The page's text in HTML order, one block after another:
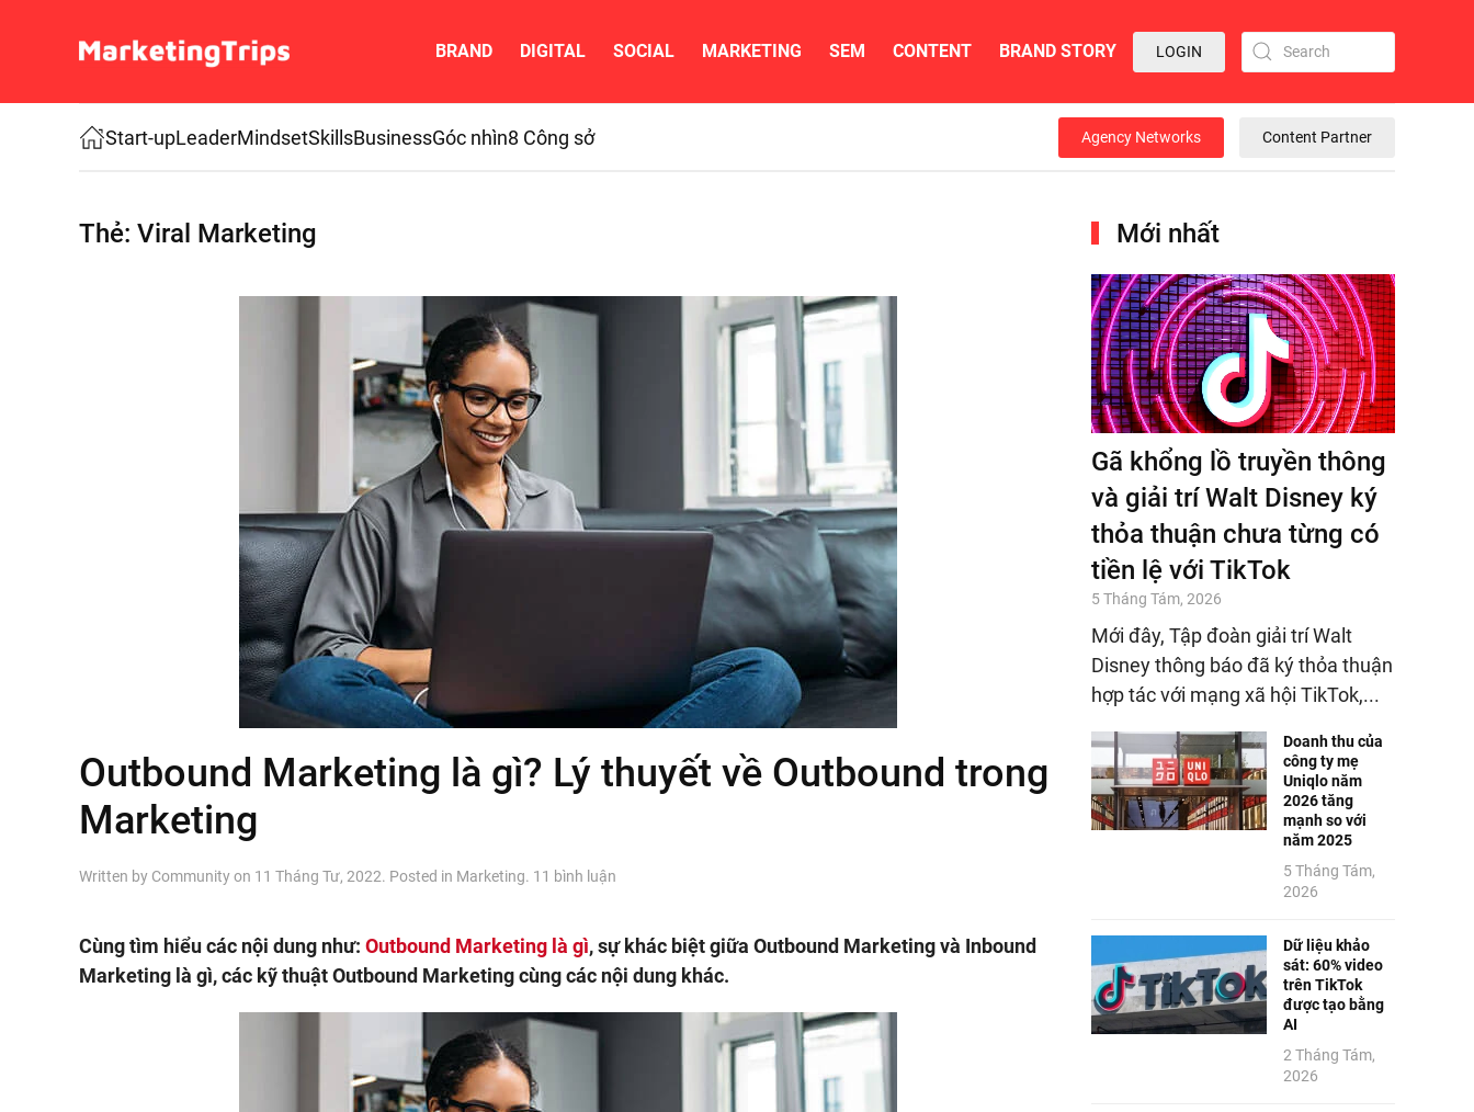
Skip to main content
BRAND DIGITAL SOCIAL MARKETING SEM CONTENT BRAND STORY LOGIN
Start-upLeaderMindsetSkillsBusinessGóc nhìn8 Công sở Agency Networks Content Partner
Thẻ: Viral Marketing
Outbound Marketing là gì? Lý thuyết về Outbound trong
Marketing
Written by Communityon 11 Tháng Tư, 2022. Posted in Marketing. 11 bình luận
là
gì?
Lý
Cùng tìm hiểu các nội dung như: Outbound Marketing là gì, sự khác biệt giữa Outbound Marketing và Inbound
Marketing là gì, các kỹ thuật Outbound Marketing cùng các nội dung khác.
Mới nhất
Gã khổng lồ truyền thông
và giải trí Walt Disney ký
thỏa thuận chưa từng có
tiền lệ với TikTok
5 Tháng Tám, 2026
Mới đây, Tập đoàn giải trí Walt
Disney thông báo đã ký thỏa thuận
hợp tác với mạng xã hội TikTok,...
Doanh thu của
công ty mẹ
Uniqlo năm
2026 tăng
mạnh so với
năm 2025
5 Tháng Tám,
2026
Dữ liệu khảo
sát: 60% video
trên TikTok
được tạo bằng
AI
2 Tháng Tám,
2026